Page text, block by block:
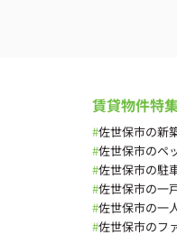
賃貸物件特
#佐世保市の新
#佐世保市のペ
#佐世保市の駐
#佐世保市の一
#佐世保市の一
#佐世保市のフ